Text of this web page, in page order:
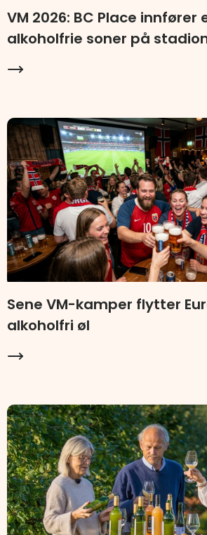
VM 2026: BC Place innfører
alkoholfrie soner på
Sene VM-kamper flytter
alkoholfri øl